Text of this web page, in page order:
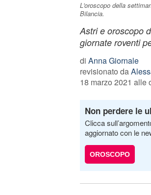
L'oroscopo della
Bilancia.
Astri e oroscopo
giornate roventi
di Anna Giornale
revisionato da
18 marzo 2021 alle
Non perdere le
Clicca
aggiornato con le
OROSCOPO